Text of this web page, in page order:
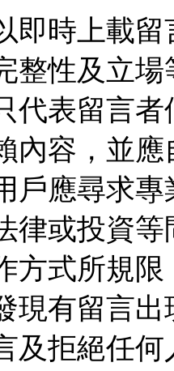
即時上載
整性及立
代表留言
內容，並
戶應尋求
律或投資
方式所規
現有留言
及拒絕任